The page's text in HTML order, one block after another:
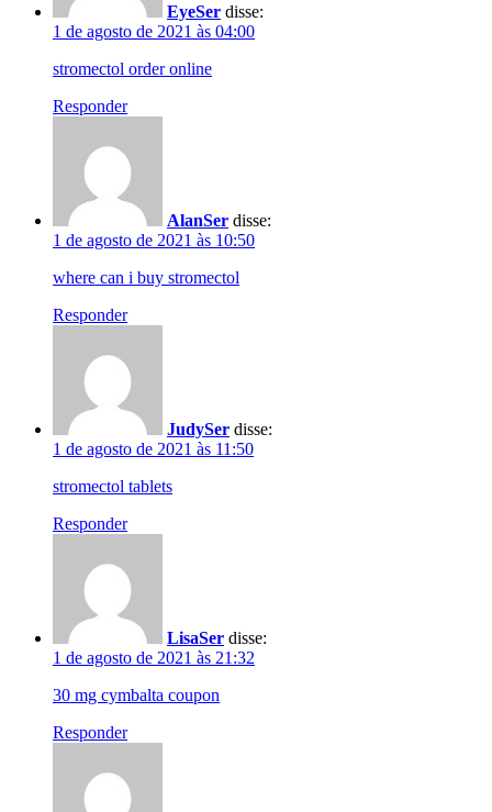
EyeSer disse:
1 de agosto de 2021 às 04:00
stromectol order online
Responder
AlanSer disse:
1 de agosto de 2021 às 10:50
where can i buy stromectol
Responder
JudySer disse:
1 de agosto de 2021 às 11:50
stromectol tablets
Responder
LisaSer disse:
1 de agosto de 2021 às 21:32
30 mg cymbalta coupon
Responder